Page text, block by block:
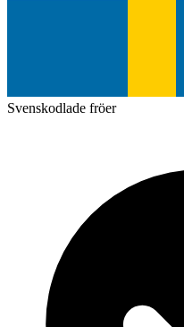
Svenskodlade fröer